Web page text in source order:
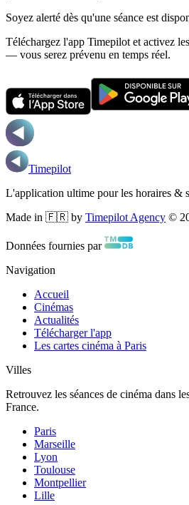
Soyez alerté dès qu'une séance est
Téléchargez l'app Timepilot et activez
— vous serez prévenu en temps réel.
Timepilot
L'application ultime pour les horaires &
Made in 🇫🇷 by Timepilot Agency ©
Données fournies par
Navigation
Accueil
Cinémas
Actualités
Télécharger l'app
Les cartes cinéma à Paris
Villes
Retrouvez les séances de cinéma dans
France.
Paris
Marseille
Lyon
Toulouse
Montpellier
Lille